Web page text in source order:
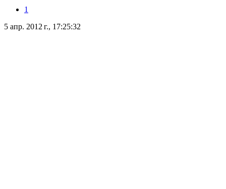
1
5 апр. 2012 г., 17:25:32